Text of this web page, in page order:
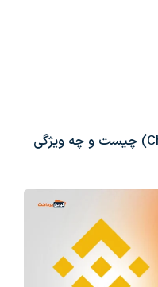
ارز دیجیتال چین لینک (Chainlink) چیست و چه ویژگی